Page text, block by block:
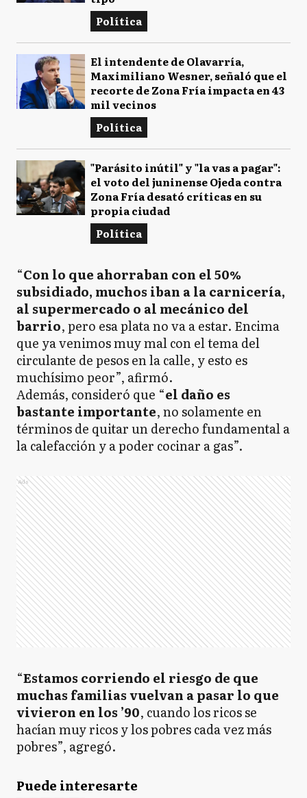
Política
El intendente de Olavarría,
Maximiliano Wesner, señaló que el
recorte de Zona Fría impacta en 43
mil vecinos
Política
"Parásito inútil" y "la vas a pagar":
el voto del juninense Ojeda contra
Zona Fría desató críticas en su
propia ciudad
Política
“Con lo que ahorraban con el 50%
subsidiado, muchos iban a la carnicería,
al supermercado o al mecánico del
barrio, pero esa plata no va a estar. Encima
que ya venimos muy mal con el tema del
circulante de pesos en la calle, y esto es
muchísimo peor”, afirmó.
Además, consideró que “el daño es
bastante importante, no solamente en
términos de quitar un derecho fundamental a
la calefacción y a poder cocinar a gas”.
Ads
“Estamos corriendo el riesgo de que
muchas familias vuelvan a pasar lo que
vivieron en los ’90, cuando los ricos se
hacían muy ricos y los pobres cada vez más
pobres”, agregó.
Puede interesarte